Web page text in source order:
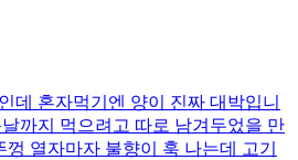
데 혼자먹기엔 양이 진짜 대박입니
까지 먹으려고 따로 남겨두었을 만
열자마자 불향이 훅 나는데 고기